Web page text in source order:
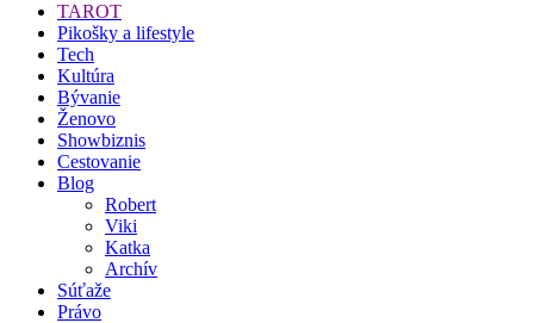
TAROT
Pikošky a lifestyle
Tech
Kultúra
Bývanie
Ženovo
Showbiznis
Cestovanie
Blog
Robert
Viki
Katka
Archív
Súťaže
Právo